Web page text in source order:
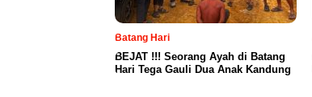
Batang Hari
BEJAT !!! Seorang Ayah di Batang
Hari Tega Gauli Dua Anak Kandung